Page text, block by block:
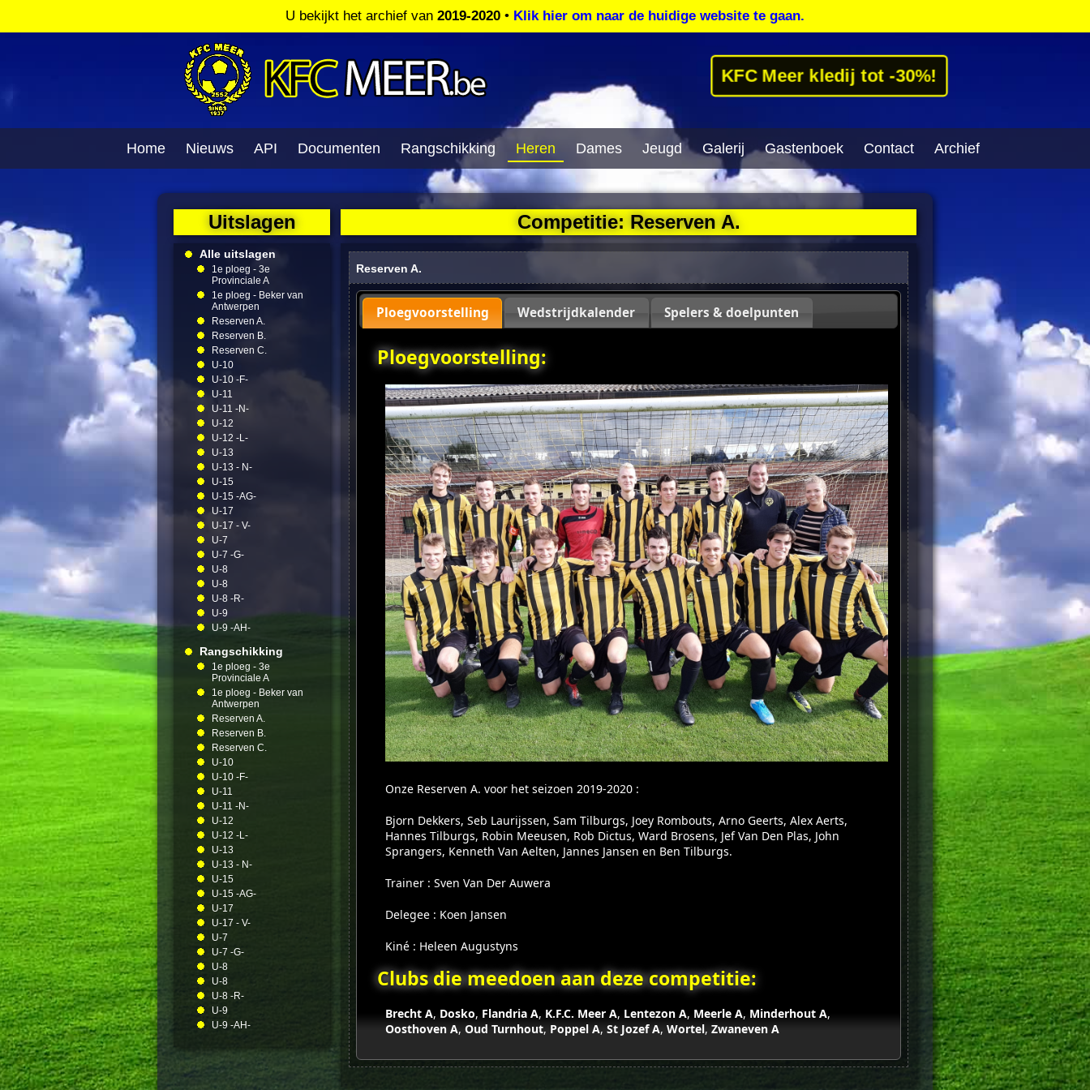
U bekijkt het archief van 2019-2020 • Klik hier om naar de huidige website te gaan.
KFC Meer kledij tot -30%!
Home Nieuws API Documenten Rangschikking Heren Dames Jeugd Galerij Gastenboek Contact Archief
Uitslagen
Alle uitslagen
1e ploeg - 3e
Provinciale A
1e ploeg - Beker van
Antwerpen
Reserven A.
Reserven B.
Reserven C.
U-10
U-10 -F-
U-11
U-11 -N-
U-12
U-12 -L-
U-13
U-13 - N-
U-15
U-15 -AG-
U-17
U-17 - V-
U-7
U-7 -G-
U-8
U-8
U-8 -R-
U-9
U-9 -AH-
Rangschikking
1e ploeg - 3e
Provinciale A
1e ploeg - Beker van
Antwerpen
Reserven A.
Reserven B.
Reserven C.
U-10
U-10 -F-
U-11
U-11 -N-
U-12
U-12 -L-
U-13
U-13 - N-
U-15
U-15 -AG-
U-17
U-17 - V-
U-7
U-7 -G-
U-8
U-8
U-8 -R-
U-9
U-9 -AH-
Competitie: Reserven A.
Reserven A.
Ploegvoorstelling Wedstrijdkalender Spelers & doelpunten
Ploegvoorstelling:
Onze Reserven A. voor het seizoen 2019-2020 :
Bjorn Dekkers, Seb Laurijssen, Sam Tilburgs, Joey Rombouts, Arno Geerts, Alex Aerts,
Hannes Tilburgs, Robin Meeusen, Rob Dictus, Ward Brosens, Jef Van Den Plas, John
Sprangers, Kenneth Van Aelten, Jannes Jansen en Ben Tilburgs.
Trainer : Sven Van Der Auwera
Delegee : Koen Jansen
Kiné : Heleen Augustyns
Clubs die meedoen aan deze competitie:
Brecht A, Dosko, Flandria A, K.F.C. Meer A, Lentezon A, Meerle A, Minderhout A,
Oosthoven A, Oud Turnhout, Poppel A, St Jozef A, Wortel, Zwaneven A